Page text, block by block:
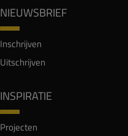
NIEUWSBRIEF
Inschrijven
Uitschrijven
INSPIRATIE
Projecten